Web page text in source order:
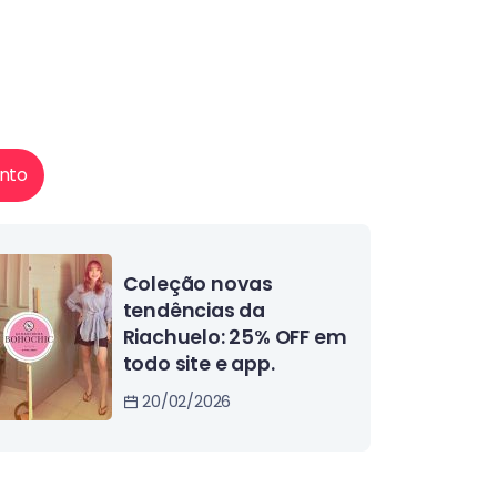
Dicas para seu
carnaval 2026 ser
ainda melhor: o guia
prático da folia
13/02/2026